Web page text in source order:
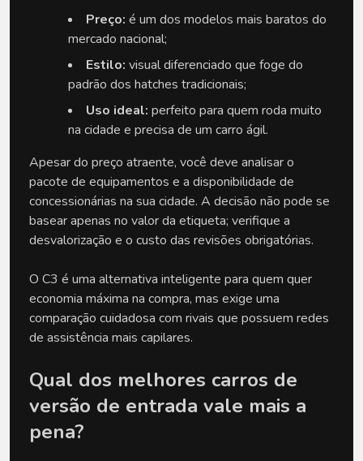
Preço: é um dos modelos mais baratos do
mercado nacional;
Estilo: visual diferenciado que foge do
padrão dos hatches tradicionais;
Uso ideal: perfeito para quem roda muito
na cidade e precisa de um carro ágil.
Apesar do preço atraente, você deve analisar o
pacote de equipamentos e a disponibilidade de
concessionárias na sua cidade. A decisão não pode se
basear apenas no valor da etiqueta; verifique a
desvalorização e o custo das revisões obrigatórias.
O C3 é uma alternativa inteligente para quem quer
economia máxima na compra, mas exige uma
comparação cuidadosa com rivais que possuem redes
de assistência mais capilares.
Qual dos melhores carros de
versão de entrada vale mais a
pena?